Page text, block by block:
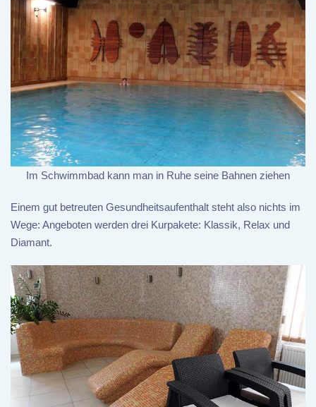
Im Schwimmbad kann man in Ruhe seine Bahnen ziehen
Einem gut betreuten Gesundheitsaufenthalt steht also nichts im
Wege: Angeboten werden drei Kurpakete: Klassik, Relax und
Diamant.